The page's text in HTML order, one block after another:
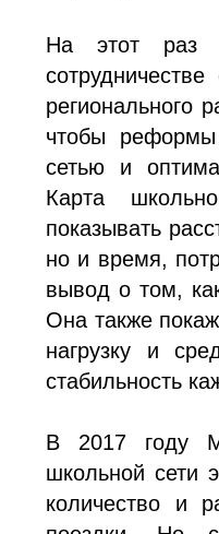
На этот раз
регионального
чтобы
сетью и
Карта
показывать
но и время,
вывод о том,
Она также
нагрузку и
стабильность
В 2017 году
школьной сети
количество и